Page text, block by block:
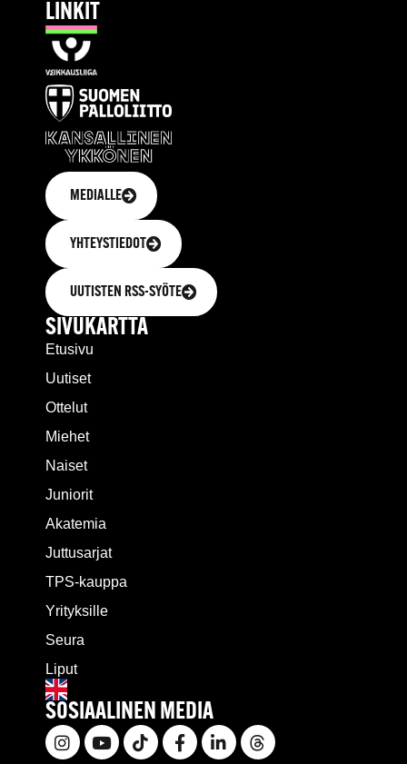
LINKIT
MEDIALLE
YHTEYSTIEDOT
UUTISTEN RSS-SYÖTE
SIVUKARTTA
Etusivu
Uutiset
Ottelut
Miehet
Naiset
Juniorit
Akatemia
Juttusarjat
TPS-kauppa
Yrityksille
Seura
Liput
SOSIAALINEN MEDIA